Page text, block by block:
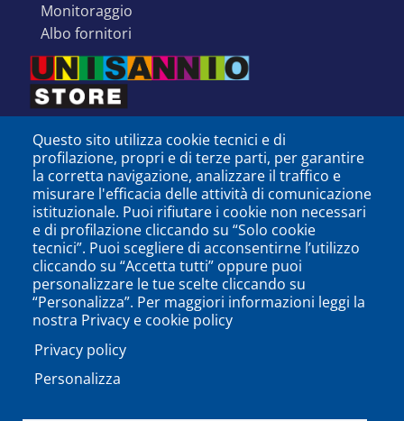
monitoraggio
albo fornitori
SEGUICI SU
PODCAST
Questo sito utilizza cookie tecnici e di
profilazione, propri e di terze parti, per garantire
la corretta navigazione, analizzare il traffico e
misurare l'efficacia delle attività di comunicazione
istituzionale. Puoi rifiutare i cookie non necessari
e di profilazione cliccando su “Solo cookie
tecnici”. Puoi scegliere di acconsentirne l’utilizzo
cliccando su “Accetta tutti” oppure puoi
personalizzare le tue scelte cliccando su
“Personalizza”. Per maggiori informazioni leggi la
nostra Privacy e cookie policy
Privacy policy
Personalizza